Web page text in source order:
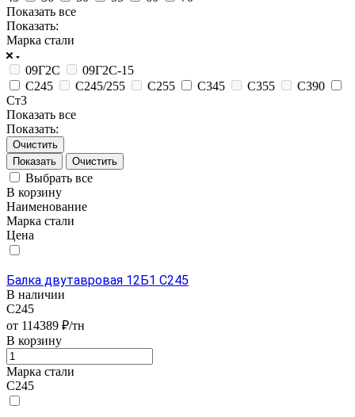
Показать все
Показать:
Марка стали
09Г2С
09Г2С-15
С245
С245/255 С255 С345 С355
С390
Ст3
Показать все
Показать:
Очистить
Очистить
Выбрать все
В корзину
Наименование
Марка стали
Цена
Балка двутавровая 12Б1 С245
В наличии
С245
от 114389 ₽/тн
В корзину
Марка стали
С245